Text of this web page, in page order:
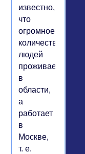
известно,
что
огромное
количество
людей
проживает
в
области,
а
работает
в
Москве,
т. е.